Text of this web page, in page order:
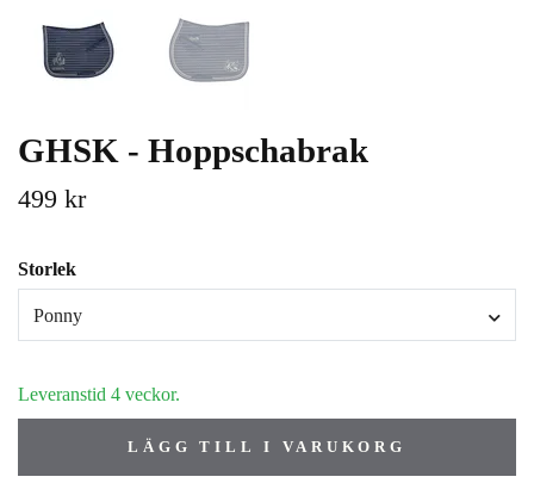
GHSK - Hoppschabrak
499 kr
Storlek
Ponny
Leveranstid 4 veckor.
LÄGG TILL I VARUKORG